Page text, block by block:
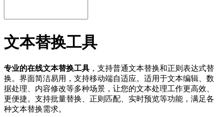
文本替换工具
专业的在线文本替换工具 ，支持普通文本替换和正则表达式替
换。界面简洁易用，支持移动端自适应。适用于文本编辑、数
据处理、内容修改等多种场景，让您的文本处理工作更高效、
更便捷。支持批量替换、正则匹配、实时预览等功能，满足各
种文本替换需求。